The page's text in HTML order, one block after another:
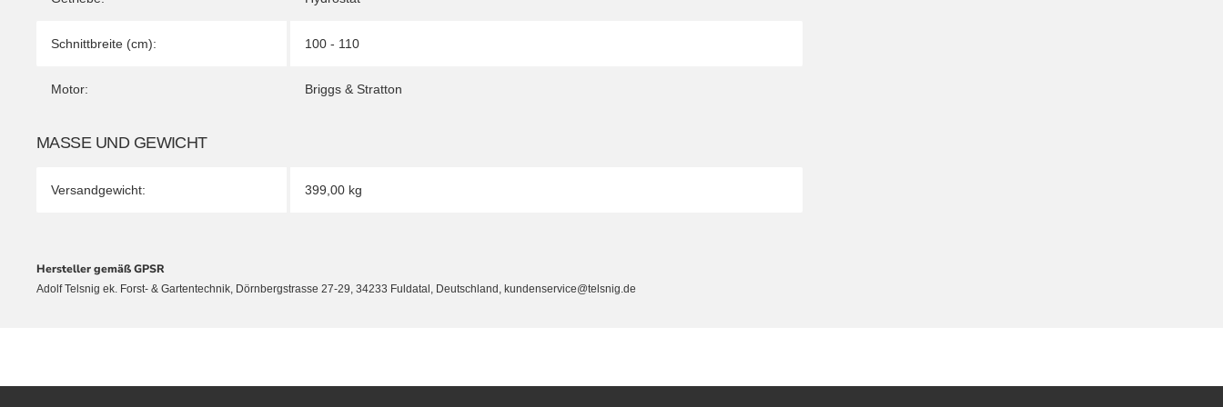
Schnittbreite (cm): 100 - 110
Motor: Briggs & Stratton
MASSE UND GEWICHT
Versandgewicht: 399,00 kg
Hersteller gemäß GPSR
Adolf Telsnig ek. Forst- & Gartentechnik, Dörnbergstrasse 27-29, 34233 Fuldatal, Deutschland, kundenservice@telsnig.de